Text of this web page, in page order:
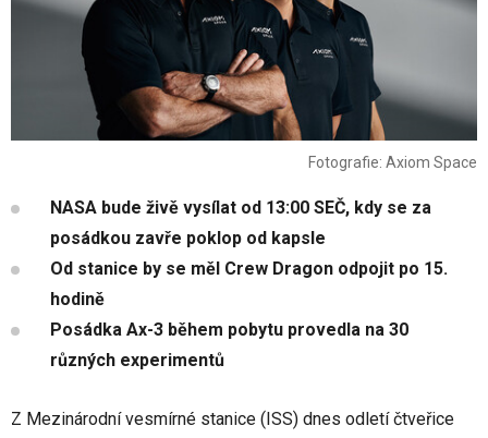
Fotografie: Axiom Space
NASA bude živě vysílat od 13:00 SEČ, kdy se za
posádkou zavře poklop od kapsle
Od stanice by se měl Crew Dragon odpojit po 15.
hodině
Posádka Ax-3 během pobytu provedla na 30
různých experimentů
Z Mezinárodní vesmírné stanice (ISS) dnes odletí čtveřice